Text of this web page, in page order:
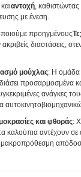
καιαντοχή, καθιστώντας
με ένεση.
προηγμένους
διαστάσεις,
μούχλας: Η ομάδα
προσαρμοσμένα
ανάγκες
και φθοράς:
καλούπια αντέχουν